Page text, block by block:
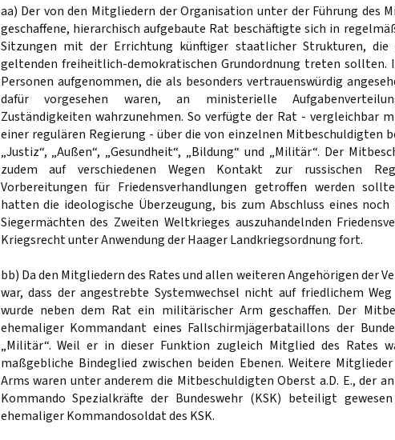
aa) Der von den Mitgliedern der Organisation unter der Führung des
geschaffene, hierarchisch aufgebaute Rat beschäftigte sich in
Sitzungen mit der Errichtung künftiger staatlicher Strukturen,
geltenden freiheitlich-demokratischen Grundordnung treten sollten.
Personen aufgenommen, die als besonders vertrauenswürdig
dafür vorgesehen waren, an ministerielle
Zuständigkeiten wahrzunehmen. So verfügte der Rat - vergleichbar
einer regulären Regierung - über die von einzelnen Mitbeschuldigten
„Justiz“, „Außen“, „Gesundheit“, „Bildung“ und „Militär“. Der
zudem auf verschiedenen Wegen Kontakt zur russischen
Vorbereitungen für Friedensverhandlungen getroffen werden
hatten die ideologische Überzeugung, bis zum Abschluss eines
Siegermächten des Zweiten Weltkrieges auszuhandelnden
Kriegsrecht unter Anwendung der Haager Landkriegsordnung fort.
bb) Da den Mitgliedern des Rates und allen weiteren Angehörigen der
war, dass der angestrebte Systemwechsel nicht auf friedlichem
wurde neben dem Rat ein militärischer Arm geschaffen. Der
ehemaliger Kommandant eines Fallschirmjägerbataillons der
„Militär“. Weil er in dieser Funktion zugleich Mitglied des Rates
maßgebliche Bindeglied zwischen beiden Ebenen. Weitere
Arms waren unter anderem die Mitbeschuldigten Oberst a.D. E., der
Kommando Spezialkräfte der Bundeswehr (KSK) beteiligt
ehemaliger Kommandosoldat des KSK.